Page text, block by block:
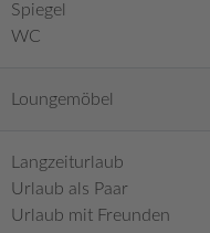
Spiegel
WC
Loungemöbel
Langzeiturlaub
Urlaub als Paar
Urlaub mit Freunden